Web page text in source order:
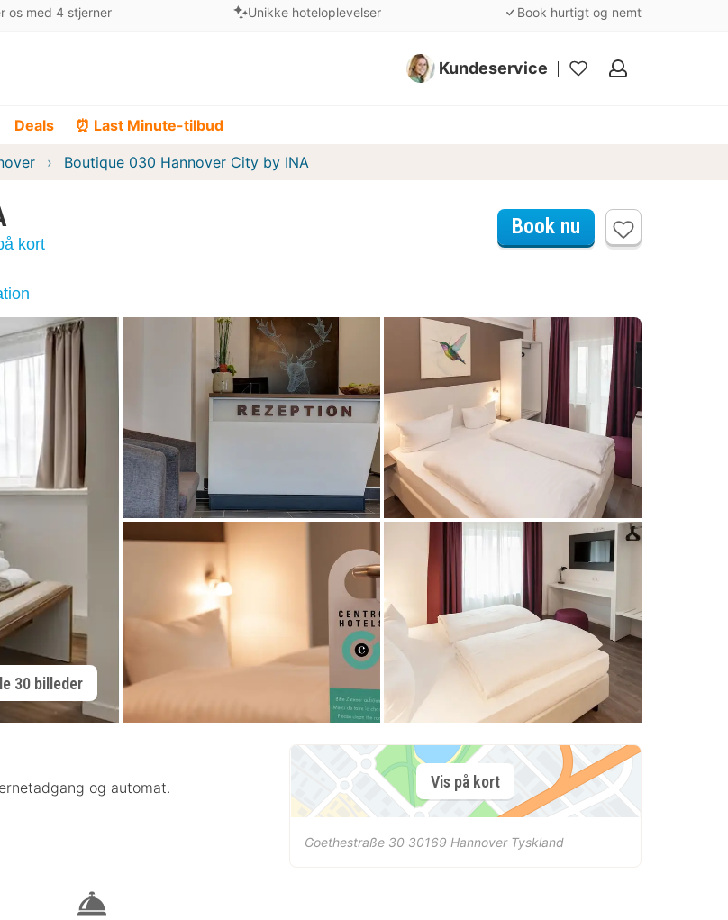
os med 4 stjerner Unikke hoteloplevelser Book hurtigt og nemt
Kundeservice
Mine
Deals ⏰ Last Minute-tilbud
Boutique 030 Hannover City by INA
kort
Book nu
30 billeder
og automat. Vis på kort
Goethestraße 30 30169 Hannover Tyskland